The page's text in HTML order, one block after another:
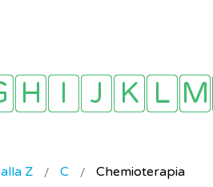
Z C Chemioterapia